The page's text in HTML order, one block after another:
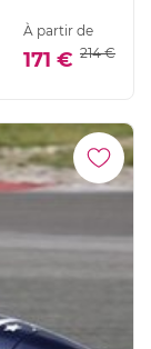
À partir de
171 € 214 €